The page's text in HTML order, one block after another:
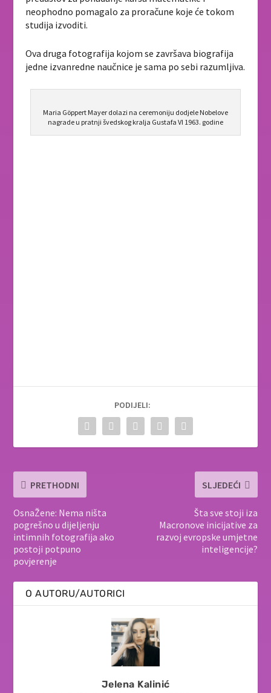
neophodno pomagalo za proračune koje će tokom
studija izvoditi.
Ova druga fotografija kojom se završava biografija
jedne izvanredne naučnice je sama po sebi razumljiva.
Maria Göppert Mayer dolazi na ceremoniju dodjele Nobelove
nagrade u pratnji švedskog kralja Gustafa VI 1963. godine
PODIJELI:
PRETHODNI
OsnaŽene: Nema ništa
pogrešno u dijeljenju
intimnih fotografija ako
postoji potpuno
povjerenje
SLJEDEĆI
Šta sve stoji iza
Macronove inicijative za
razvoj evropske umjetne
inteligencije?
O AUTORU/AUTORICI
Jelena Kalinić